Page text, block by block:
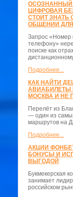
ОСОЗНАННЫЙ
ЦИФРОВАЯ
СТОИТ ЗНАТЬ
ОБЩЕНИИ
Запрос «Номер
телефону»
поиске как
Подробнее...
КАК НАЙТИ
АВИАБИЛЕТЫ
МОСКВА И НЕ
Перелёт из
— один из
маршрутов на
Подробнее...
АКЦИИ
БОНУСЫ И
ВЫГОДОЙ
Букмекерская
занимает
российском